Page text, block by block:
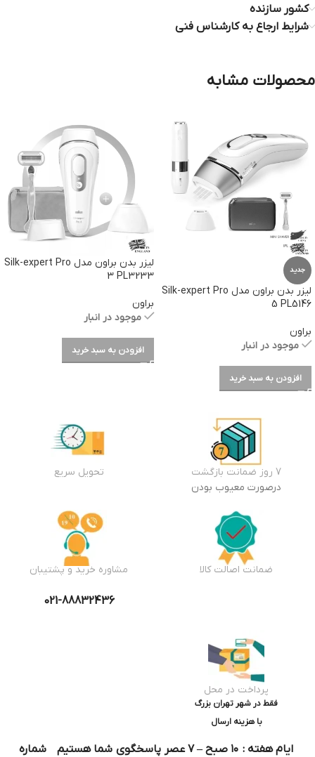
کشور سازنده
شرایط ارجاع به کارشناس فنی
محصولات مشابه
جدید
لیزر بدن براون مدل Silk-expert Pro
5 PL5146
براون
موجود در انبار
افزودن به سبد خرید
لیزر بدن براون مدل Silk-expert Pro
3 PL3233
براون
موجود در انبار
افزودن به سبد خرید
7 روز ضمانت بازگشت
درصورت معیوب بودن
تحویل سریع
ضمانت اصالت کالا مشاوره خرید و پشتیبان
021-88832436
پرداخت در محل
فقط در شهر تهران بزرگ
با هزینه ارسال
ایام هفته : ۱۰ صبح – ۷ عصر پاسخگوی شما هستیم شماره